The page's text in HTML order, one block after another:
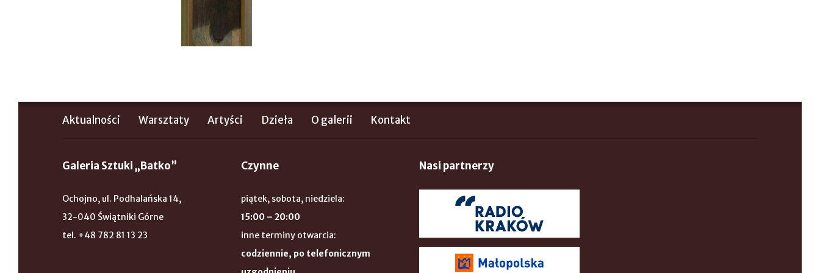
Aktualności Warsztaty Artyści Dzieła O galerii Kontakt
Galeria Sztuki „Batko”
Ochojno, ul. Podhalańska 14,
32-040 Świątniki Górne
tel. +48 782 81 13 23
Czynne
piątek, sobota, niedziela:
15:00 – 20:00
inne terminy otwarcia:
codziennie, po telefonicznym
Nasi partnerzy